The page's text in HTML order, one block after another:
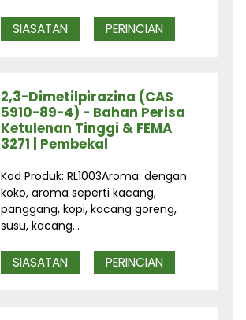
SIASATAN PERINCIAN
2,3-Dimetilpirazina (CAS
5910-89-4) - Bahan Perisa
Ketulenan Tinggi & FEMA
3271 | Pembekal
Kod Produk: RL1003Aroma: dengan
koko, aroma seperti kacang,
panggang, kopi, kacang goreng,
susu, kacang...
SIASATAN PERINCIAN